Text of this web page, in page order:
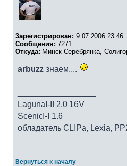
Зарегистрирован: 9.07.2006 23:46
Сообщения: 7271
Откуда: Минск-Серебрянка,
arbuzz знаем....
LagunaI-II 2.0 16V
ScenicI-I 1.6
обладатель CLIPa, Lexia,
Вернуться к началу